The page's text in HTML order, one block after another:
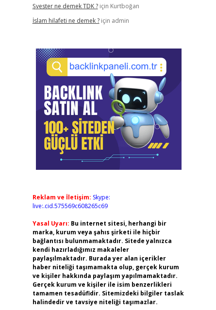
Şvester ne demek TDK ?için Kurtboğan
İslam hilafeti ne demek ?için admin
Reklam ve İletişim: Skype:
live:.cid.575569c608265c69
Yasal Uyarı: Bu internet sitesi, herhangi bir
marka, kurum veya şahıs şirketi ile hiçbir
bağlantısı bulunmamaktadır. Sitede yalnızca
kendi hazırladığımız makaleler
paylaşılmaktadır. Burada yer alan içerikler
haber niteliği taşımamakta olup, gerçek kurum
ve kişiler hakkında paylaşım yapılmamaktadır.
Gerçek kurum ve kişiler ile isim benzerlikleri
tamamen tesadüfidir. Sitemizdeki bilgiler taslak
halindedir ve tavsiye niteliği taşımazlar.